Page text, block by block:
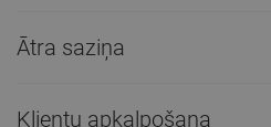
Ātra saziņa
Klientu apkalpošana